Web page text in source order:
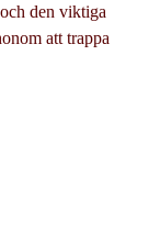
den viktiga
att trappa